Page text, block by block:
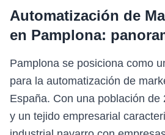
Automatización de
en Pamplona:
Pamplona se posiciona como
para la automatización de
España. Con una población de
y un tejido empresarial